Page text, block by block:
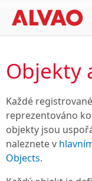
Objekty
Každé
reprezentováno
objekty jsou
naleznete v
Objects.